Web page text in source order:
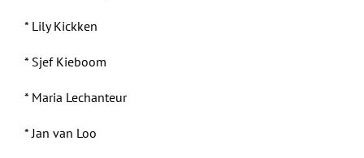
* Lily Kickken
* Sjef Kieboom
* Maria Lechanteur
* Jan van Loo